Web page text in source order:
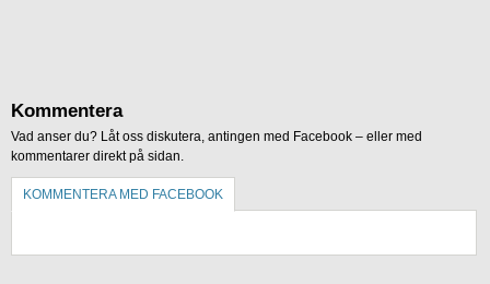
Kommentera
Vad anser du? Låt oss diskutera, antingen med Facebook – eller med
kommentarer direkt på sidan.
KOMMENTERA MED FACEBOOK